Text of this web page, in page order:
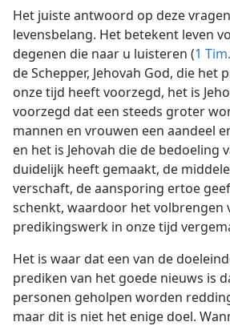
Het juiste antwoord op deze
levensbelang. Het betekent leven
degenen die naar u luisteren (1
de Schepper, Jehovah God, die het
onze tijd heeft voorzegd, het is
voorzegd dat een steeds groter
mannen en vrouwen een aandeel
en het is Jehovah die de bedoeling
duidelijk heeft gemaakt, de
verschaft, de aansporing ertoe
schenkt, waardoor het volbrengen
predikingswerk in onze tijd
Het is waar dat een van de
prediken van het goede nieuws is
personen geholpen worden
maar dit is niet het enige doel.